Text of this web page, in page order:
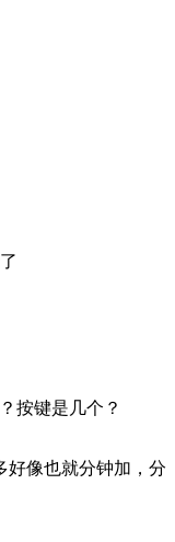
按键是几个？
好像也就分钟加，分